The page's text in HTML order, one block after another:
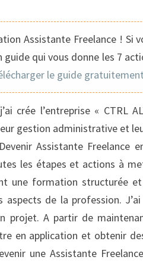
ASTUCES
POUR
AVANCER
DANS
MON
PROJET
Assistante Freelance ! Si
qui vous donne les 7
le guide
crée l’entreprise « CTRL
gestion administrative et
Assistante Freelance
les étapes et actions à
une formation structurée
aspects de la profession.
projet. A partir de
en application et obtenir
une Assistante